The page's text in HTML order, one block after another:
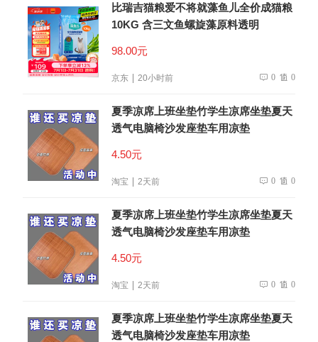
比瑞吉猫粮爱不将就藻鱼儿全价成猫粮
10KG 含三文鱼螺旋藻原料透明
98.00元
京东 20小时前 0 0
夏季凉席上班坐垫竹学生凉席坐垫夏天
透气电脑椅沙发座垫车用凉垫
4.50元
淘宝 2天前 0 0
夏季凉席上班坐垫竹学生凉席坐垫夏天
透气电脑椅沙发座垫车用凉垫
4.50元
淘宝 2天前 0 0
夏季凉席上班坐垫竹学生凉席坐垫夏天
透气电脑椅沙发座垫车用凉垫